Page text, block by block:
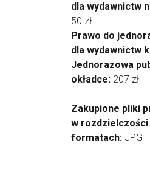
dla wydawnictw
50 zł
Prawo do
dla wydawnictw
Jednorazowa
okładce: 207 zł
Zakupione pliki
w rozdzielczości
formatach: JPG i